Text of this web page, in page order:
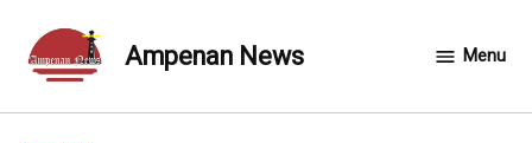
content
Ampenan News Menu